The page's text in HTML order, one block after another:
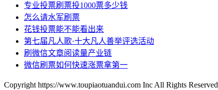
专业投票刷票投1000票多少钱
怎么请水军刷票
花钱投票能不能看出来
第七届凡人歌·十大凡人善举评选活动
刷微信文章阅读量产业链
微信刷票如何快速涨票拿第一
Copyright https://www.toupiaotuandui.com Inc All Rights